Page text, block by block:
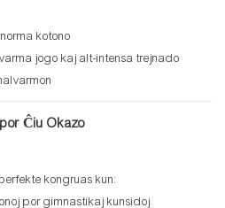
kotono
jogo kaj alt-intensa trejnado
Ĉiu Okazo
kongruas kun:
por gimnastikaj kunsidoj